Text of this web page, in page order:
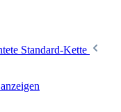
Standard-Kette